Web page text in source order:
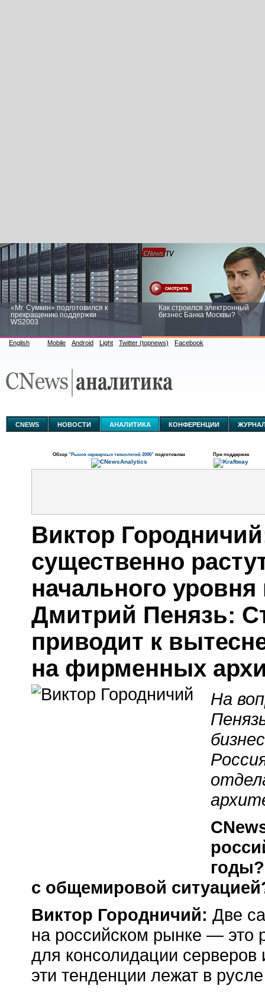
«Mr. Сумкин» подготовился к
прекращению поддержки
WS2003
Как строился электронный
бизнес Банка Москвы?
аналитике
English Mobile Android Light Twitter (topnews) Facebook
CNEWS НОВОСТИ АНАЛИТИКА КОНФЕРЕНЦИИ
Обзор"Рынок серверных технологий 2006" подготовлен При поддержке
Виктор
существенно
начального
Дмитрий Пенязь:
приводит к
на фирменных
На
с общемировой
Виктор Городничий: Две
на российском рынке — это
для консолидации
эти тенденции лежат в